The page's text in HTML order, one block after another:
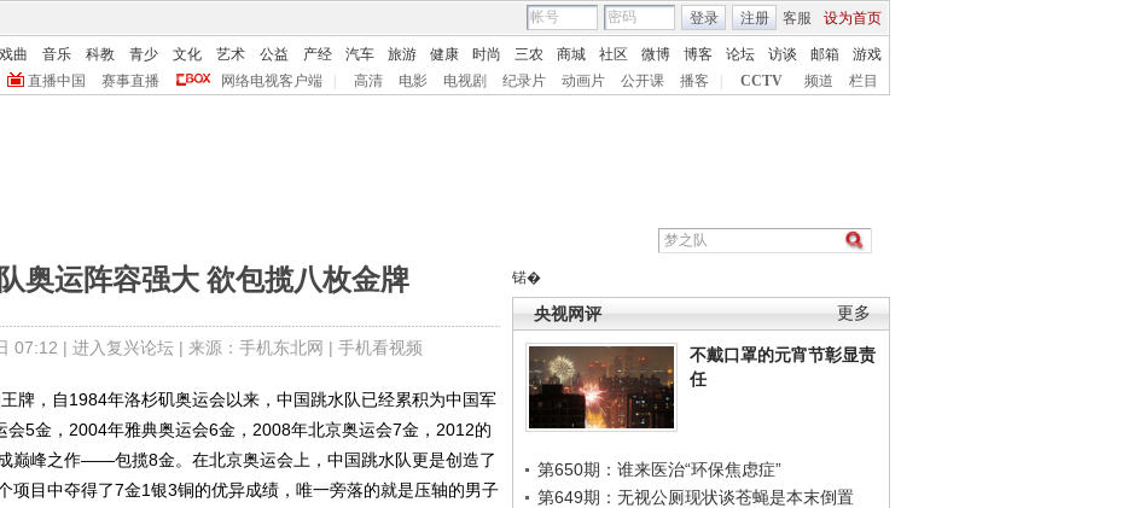
客服 设为首页
登录 注册
戏曲 音乐 科教 青少 文化 艺术 公益 产经 汽车 旅游 健康 时尚 三农 商城 社区 微博 博客 论坛 访谈 邮箱
游戏
直播中国 赛事直播 网络电视客户端 高清 电影 电视剧 纪录片 动画片 公开课 播客 CCTV 频道 栏目
奥运阵容强大 欲包揽八枚金牌
07:12 | 进入复兴论坛| 来源：手机东北网 | 手机看视频
锘�
更多
央视网评
不戴口罩的元宵节彰显责
任
第650期：谁来医治“环保焦虑症”
第649期：无视公厕现状谈苍蝇是本末倒置
，自1984年洛杉矶奥运会以来，中国跳水队已经累积为中国军
5金，2004年雅典奥运会6金，2008年北京奥运会7金，2012的
巅峰之作——包揽8金。在北京奥运会上，中国跳水队更是创造了
项目中夺得了7金1银3铜的优异成绩，唯一旁落的就是压轴的男子